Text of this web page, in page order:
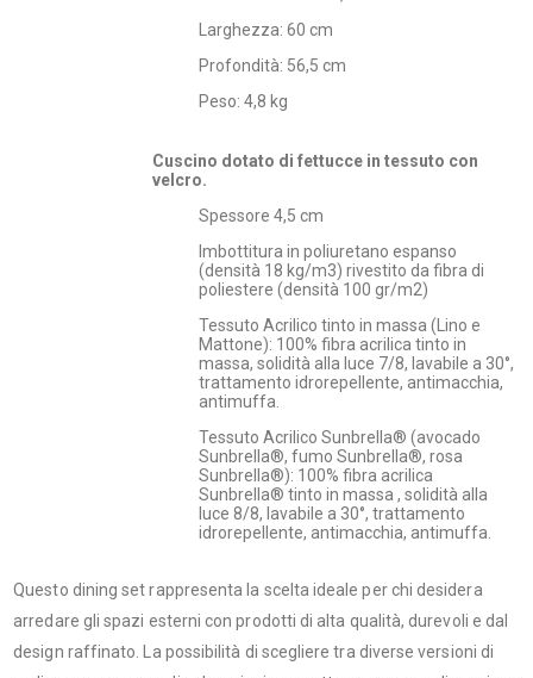
Larghezza: 60 cm​
Profondità: 56,5 cm​
Peso: 4,8 kg​
Cuscino dotato di fettucce in tessuto con
velcro.
Spessore 4,5 cm
Imbottitura in poliuretano espanso
(densità 18 kg/m3) rivestito da fibra di
poliestere (densità 100 gr/m2)
Tessuto Acrilico tinto in massa (Lino e
Mattone): 100% fibra acrilica tinto in
massa, solidità alla luce 7/8, lavabile a 30°,
trattamento idrorepellente, antimacchia,
antimuffa.
Tessuto Acrilico Sunbrella® (avocado
Sunbrella®, fumo Sunbrella®, rosa
Sunbrella®): 100% fibra acrilica
Sunbrella® tinto in massa , solidità alla
luce 8/8, lavabile a 30°, trattamento
idrorepellente, antimacchia, antimuffa.
Questo dining set rappresenta la scelta ideale per chi desidera
arredare gli spazi esterni con prodotti di alta qualità, durevoli e dal
design raffinato. La possibilità di scegliere tra diverse versioni di